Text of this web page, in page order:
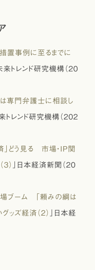
置事例に至るまでに
来トレンド研究機構（20
専門弁護士に相談し
トレンド研究機構（202
」どう見る 市場・IP関
） 」日本経済新聞（20
ブーム 「頼みの綱は
ッズ経済（2） 」日本経